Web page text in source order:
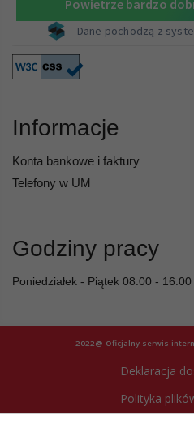
Informacje
Konta bankowe i faktury
Telefony w UM
Godziny pracy
Poniedziałek - Piątek 08:00 - 16:00
2022@ Oficjalny serwis
Deklaracja
Polityka